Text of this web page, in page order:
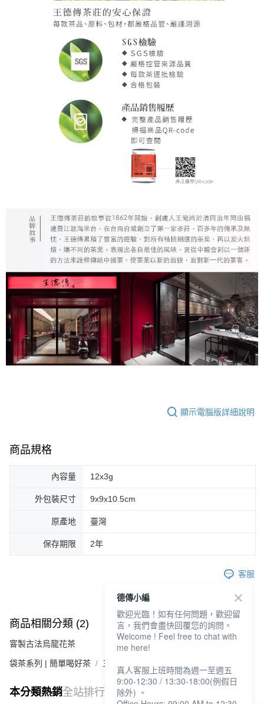
顯示電腦版詳細說明
商品規格
內容量 12x3g
外包裝尺寸 9x9x10.5cm
原產地 臺灣
保存期限 2年
客服
商品相關分類 (2)
窨製古法烏龍花茶
袋茶系列 | 簡單喝好茶 三角立體茶包
本分類熱銷全站排行
德傳小編
歡迎光臨！如有任何問題，歡迎留
言，我們會盡快回覆您的詢問。
Welcome ! Feel free to chat with
me here!
真人客服上班時間為週一至週五
9:00-12:30 / 13:30-18:00(例假日
除外) 。